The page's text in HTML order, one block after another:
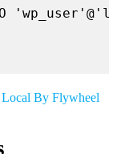
Local By Flywheel